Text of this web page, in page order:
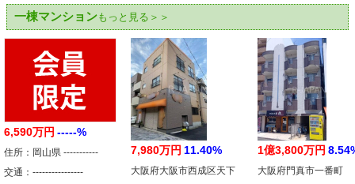
一棟マンションもっと見る＞＞
6,590万円 -----%
住所：岡山県 -----------
交通：----------------
7,980万円 11.40%
大阪府大阪市西成区天下
1億3,800万円
大阪府門真市一番町